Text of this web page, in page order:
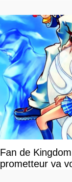
Fan de
prometteur va